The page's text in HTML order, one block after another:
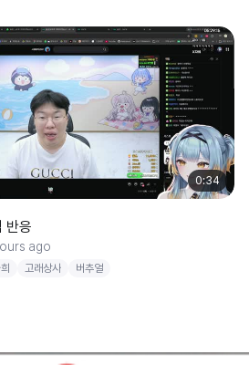
0:34
반응
ago
고래상사 버추얼